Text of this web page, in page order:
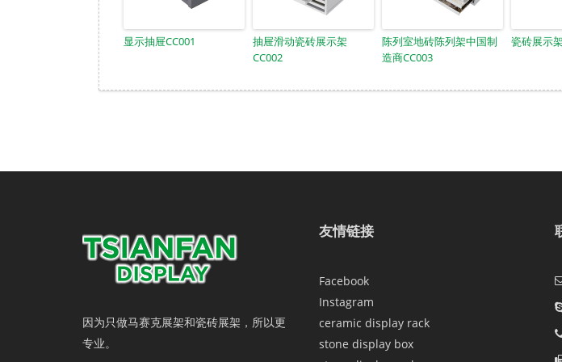
显示抽屉CC001
抽屉滑动瓷砖展示架
CC002
陈列室地砖陈列架中国制
造商CC003
瓷砖展示
因为只做马赛克展架和瓷砖展架，所以更
专业。
友情链接
Facebook
Instagram
ceramic display rack
stone display box